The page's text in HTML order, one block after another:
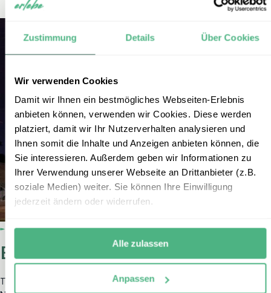
Zustimmung Details Über Cookies
Wir verwenden Cookies
Damit wir Ihnen ein bestmögliches Webseiten-Erlebnis
anbieten können, verwenden wir Cookies. Diese werden
platziert, damit wir Ihr Nutzerverhalten analysieren und
Ihnen somit die Inhalte und Anzeigen anbieten können, die
Sie interessieren. Außerdem geben wir Informationen zu
Ihrer Verwendung unserer Webseite an Drittanbieter (z.B.
soziale Medien) weiter. Sie können Ihre Einwilligung
jederzeit ändern oder widerrufen.
Alle zulassen
Anpassen
Erleben Sie den Westen der USA
Tauchen Sie ein in die faszinierende Welt des Süd- und